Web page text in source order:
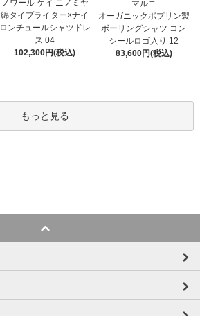
ノワール ケイ ニノミヤ
綿タイプライター×ナイ
ロンチュールシャツドレ
ス 04
102,300円(税込)
マルニ
オーガニックポプリン製
ボーリングシャツ コン
シールロゴ入り 12
83,600円(税込)
もっと見る